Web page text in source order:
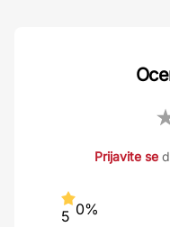
Prijavite se
5 0%